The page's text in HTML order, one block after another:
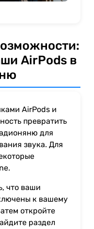
AirPods в
AirPods и
превратить
для
звука. Для
что ваши
к вашему
откройте
раздел